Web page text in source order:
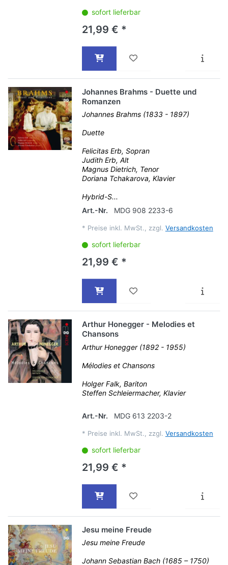
sofort lieferbar
21,99 € *
Johannes Brahms - Duette und
Romanzen
Johannes Brahms (1833 - 1897)
Duette
Felicitas Erb, Sopran
Judith Erb, Alt
Magnus Dietrich, Tenor
Doriana Tchakarova, Klavier
Hybrid-S...
Art.-Nr.
MDG 908 2233-6
* Preise inkl. MwSt., zzgl. Versandkosten
sofort lieferbar
21,99 € *
Arthur Honegger - Melodies et
Chansons
Arthur Honegger (1892 - 1955)
Mélodies et Chansons
Holger Falk, Bariton
Steffen Schleiermacher, Klavier
Art.-Nr. MDG 613 2203-2
* Preise inkl. MwSt., zzgl. Versandkosten
sofort lieferbar
21,99 € *
Jesu meine Freude
Jesu meine Freude
Johann Sebastian Bach (1685 – 1750)